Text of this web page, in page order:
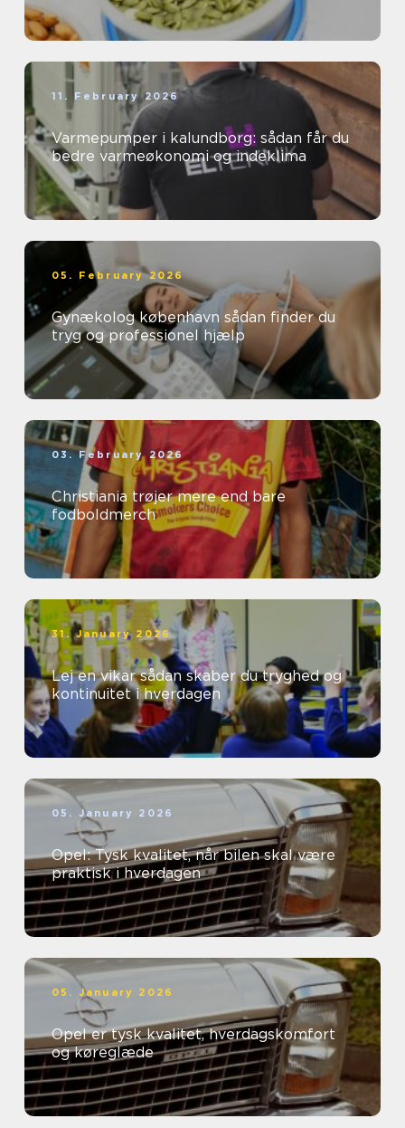
11. February 2026
Varmepumper i kalundborg: sådan får du
bedre varmeøkonomi og indeklima
05. February 2026
Gynækolog københavn sådan finder du
tryg og professionel hjælp
03. February 2026
Christiania trøjer mere end bare
fodboldmerch
31. January 2026
Lej en vikar sådan skaber du tryghed og
kontinuitet i hverdagen
05. January 2026
Opel: Tysk kvalitet, når bilen skal være
praktisk i hverdagen
05. January 2026
Opel er tysk kvalitet, hverdagskomfort
og køreglæde